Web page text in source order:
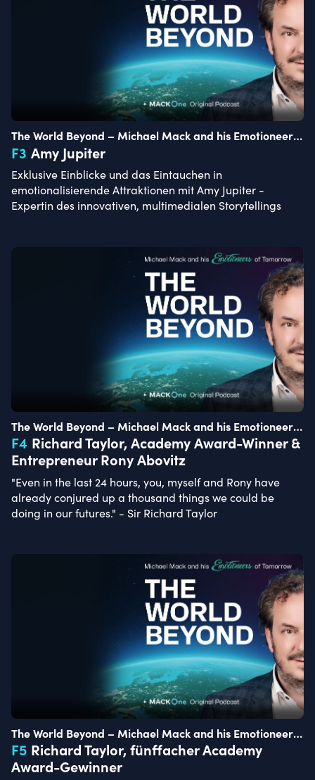
The World Beyond – Michael Mack and his Emotioneers
of Tomorrow
F3 Amy Jupiter
Exklusive Einblicke und das Eintauchen in
emotionalisierende Attraktionen mit Amy Jupiter -
Expertin des innovativen, multimedialen Storytellings
The World Beyond – Michael Mack and his Emotioneers
of Tomorrow
F4 Richard Taylor, Academy Award-Winner &
Entrepreneur Rony Abovitz
"Even in the last 24 hours, you, myself and Rony have
already conjured up a thousand things we could be
doing in our futures." - Sir Richard Taylor
The World Beyond – Michael Mack and his Emotioneers
of Tomorrow
F5 Richard Taylor, fünffacher Academy
Award-Gewinner